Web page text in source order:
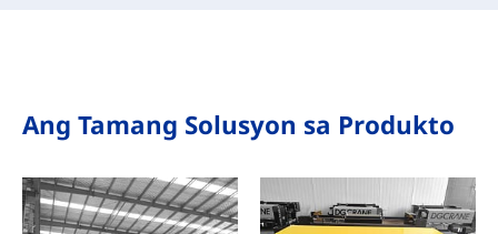
Ang Tamang Solusyon sa Produkto